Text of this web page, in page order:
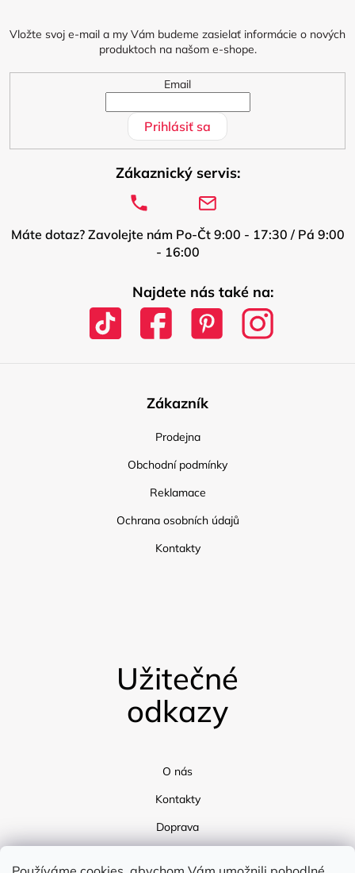
Vložte svoj e-mail a my Vám budeme zasielať informácie o nových
produktoch na našom e-shope.
Email
Prihlásiť sa
Zákaznický servis:
Máte dotaz? Zavolejte nám Po-Čt 9:00 - 17:30 / Pá 9:00
- 16:00
Najdete nás také na:
Zákazník
Prodejna
Obchodní podmínky
Reklamace
Ochrana osobních údajů
Kontakty
Užitečné
odkazy
O nás
Kontakty
Doprava